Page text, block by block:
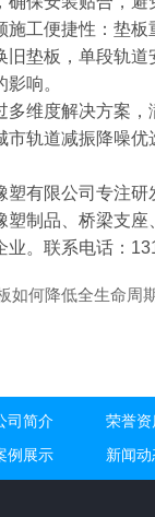
工便捷性：垫板
旧垫板，单段轨道
响。
维度解决方案，
市轨道减振降噪优
有限公司专注研
塑制品、桥梁支
业。联系电话：
如何降低全生命周
司简介 荣誉资
例展示 新闻动